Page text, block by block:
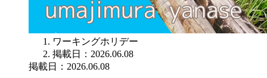
ワーキングホリデー
掲載日：2026.06.08
掲載日：2026.06.08